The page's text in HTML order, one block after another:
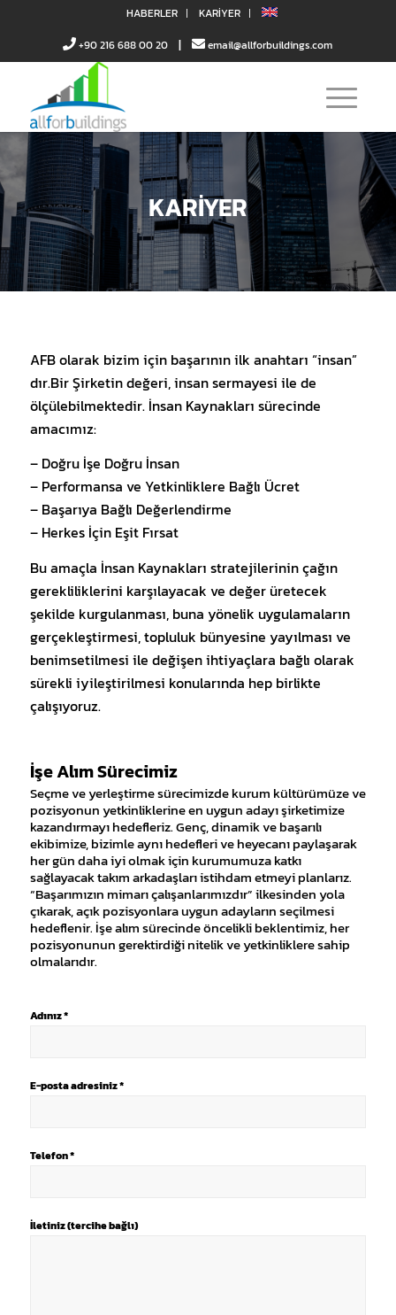
HABERLER
KARIYER
+90 216 688 00 20
| email@allforbuildings.com
KARİYER
AFB olarak bizim için başarının ilk anahtarı “insan”
dır.Bir Şirketin değeri, insan sermayesi ile de
ölçülebilmektedir. İnsan Kaynakları sürecinde
amacımız:
– Doğru İşe Doğru İnsan
– Performansa ve Yetkinliklere Bağlı Ücret
– Başarıya Bağlı Değerlendirme
– Herkes İçin Eşit Fırsat
Bu amaçla İnsan Kaynakları stratejilerinin çağın
gerekliliklerini karşılayacak ve değer üretecek
şekilde kurgulanması, buna yönelik uygulamaların
gerçekleştirmesi, topluluk bünyesine yayılması ve
benimsetilmesi ile değişen ihtiyaçlara bağlı olarak
sürekli iyileştirilmesi konularında hep birlikte
çalışıyoruz.
İşe Alım Sürecimiz
Seçme ve yerleştirme sürecimizde kurum kültürümüze ve
pozisyonun yetkinliklerine en uygun adayı şirketimize
kazandırmayı hedefleriz. Genç, dinamik ve başarılı
ekibimize, bizimle aynı hedefleri ve heyecanı paylaşarak
her gün daha iyi olmak için kurumumuza katkı
sağlayacak takım arkadaşları istihdam etmeyi planlarız.
“Başarımızın mimarı çalışanlarımızdır” ilkesinden yola
çıkarak, açık pozisyonlara uygun adayların seçilmesi
hedeflenir. İşe alım sürecinde öncelikli beklentimiz, her
pozisyonunun gerektirdiği nitelik ve yetkinliklere sahip
olmalarıdır.
Adınız *
E-posta adresiniz *
Telefon *
İletiniz (tercihe bağlı)